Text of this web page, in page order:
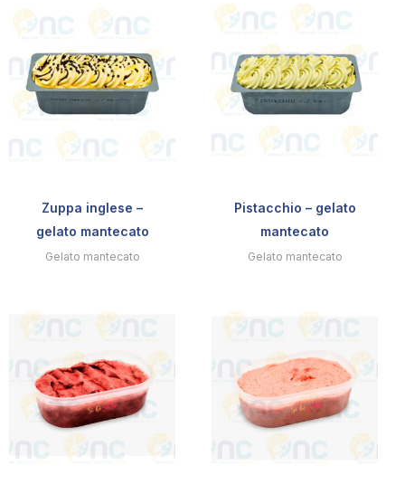
Zuppa inglese –
gelato mantecato
Gelato mantecato
Pistacchio – gelato
mantecato
Gelato mantecato